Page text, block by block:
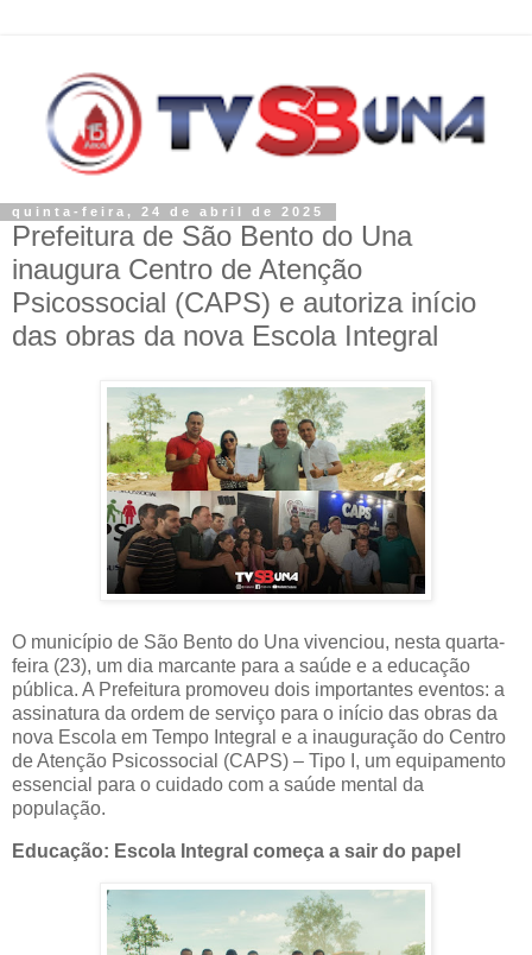
quinta-feira, 24 de abril de 2025
Prefeitura de São Bento do Una
inaugura Centro de Atenção
Psicossocial (CAPS) e autoriza início
das obras da nova Escola Integral
O município de São Bento do Una vivenciou, nesta quarta-
feira (23), um dia marcante para a saúde e a educação
pública. A Prefeitura promoveu dois importantes eventos: a
assinatura da ordem de serviço para o início das obras da
nova Escola em Tempo Integral e a inauguração do Centro
de Atenção Psicossocial (CAPS) – Tipo I, um equipamento
essencial para o cuidado com a saúde mental da
população.
Educação: Escola Integral começa a sair do papel